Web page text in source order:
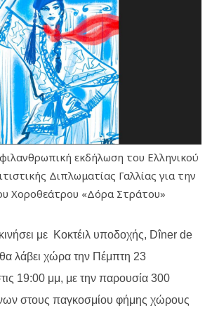
εκδήλωση του Ελληνικού
Διπλωματίας Γαλλίας για την
Χοροθεάτρου «Δόρα Στράτου»
με Κοκτέιλ υποδοχής, Dîner de
λάβει χώρα την Πέμπτη 23
19:00 μμ, με την παρουσία 300
στους παγκοσμίου φήμης χώρους